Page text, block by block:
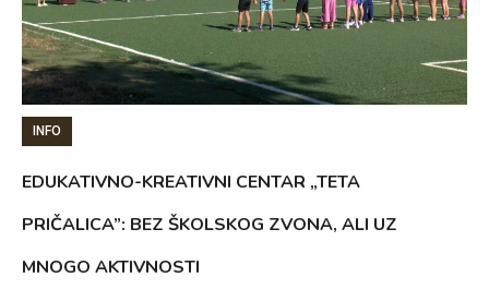
INFO
EDUKATIVNO-KREATIVNI CENTAR „TETA
PRIČALICA”: BEZ ŠKOLSKOG ZVONA, ALI UZ
MNOGO AKTIVNOSTI